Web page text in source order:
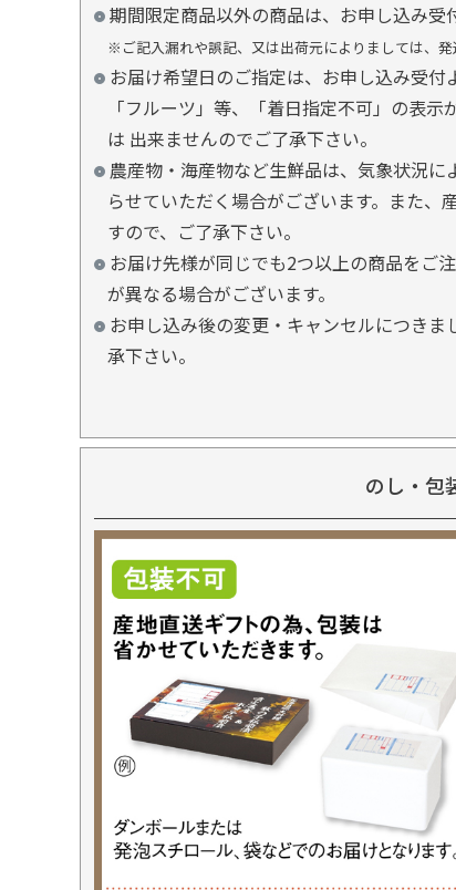
期間限定商品以外の商品は、お申し込み受
※ご記入漏れや誤記、又は出荷元によりましては、
お届け希望日のご指定は、お申し込み受付
「フルーツ」等、「着日指定不可」の表
は 出来ませんのでご了承下さい。
農産物・海産物など生鮮品は、気象状況
らせていただく場合がございます。また、
すので、ご了承下さい。
お届け先様が同じでも2つ以上の商品をご
が異なる場合がございます。
お申し込み後の変更・キャンセルにつき
承下さい。
のし・包